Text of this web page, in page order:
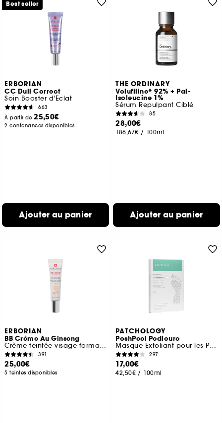
ERBORIAN
CC Dull Correct
Soin Booster d'Éclat
663
À partir de25,50€
2 contenances disponibles
Ajouter au panier
Best seller
THE ORDINARY
Volufiline* 92% + Pal-
Isoleucine 1%
Sérum Repulpant Ciblé
85
28,00€
186,67€ / 100ml
Ajouter au panier
ERBORIAN
BB Crème Au Ginseng
Crème teintée visage format voyage
391
25,00€
5 teintes disponibles
PATCHOLOGY
PoshPeel Pedicure
Masque Exfoliant pour les Pieds
297
17,00€
42,50€ / 100ml